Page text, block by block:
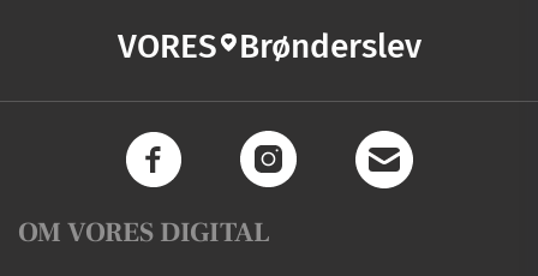
VORES Brønderslev
OM VORES DIGITAL